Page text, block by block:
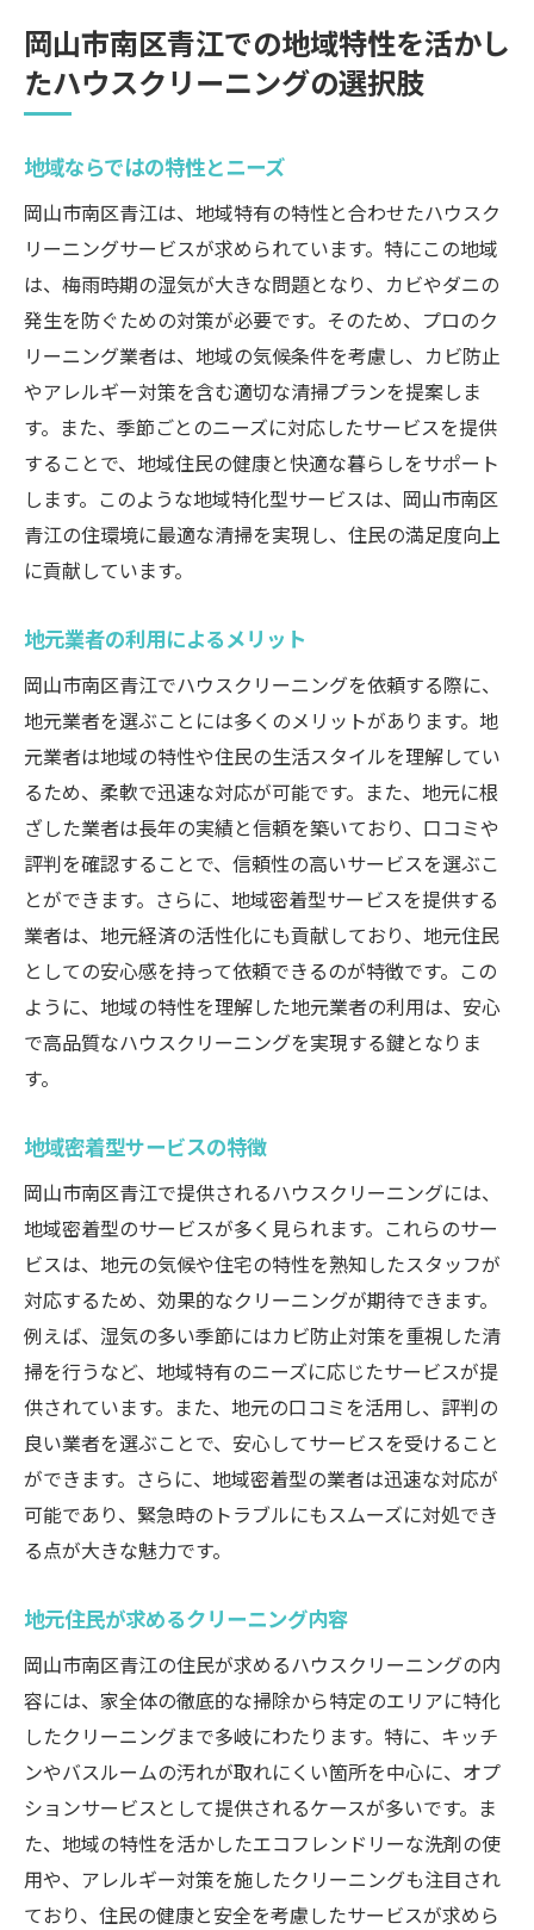
岡山市南区青江での地域特性を活かし
たハウスクリーニングの選択肢
地域ならではの特性とニーズ
岡山市南区青江は、地域特有の特性と合わせたハウスク
リーニングサービスが求められています。特にこの地域
は、梅雨時期の湿気が大きな問題となり、カビやダニの
発生を防ぐための対策が必要です。そのため、プロのク
リーニング業者は、地域の気候条件を考慮し、カビ防止
やアレルギー対策を含む適切な清掃プランを提案しま
す。また、季節ごとのニーズに対応したサービスを提供
することで、地域住民の健康と快適な暮らしをサポート
します。このような地域特化型サービスは、岡山市南区
青江の住環境に最適な清掃を実現し、住民の満足度向上
に貢献しています。
地元業者の利用によるメリット
岡山市南区青江でハウスクリーニングを依頼する際に、
地元業者を選ぶことには多くのメリットがあります。地
元業者は地域の特性や住民の生活スタイルを理解してい
るため、柔軟で迅速な対応が可能です。また、地元に根
ざした業者は長年の実績と信頼を築いており、口コミや
評判を確認することで、信頼性の高いサービスを選ぶこ
とができます。さらに、地域密着型サービスを提供する
業者は、地元経済の活性化にも貢献しており、地元住民
としての安心感を持って依頼できるのが特徴です。この
ように、地域の特性を理解した地元業者の利用は、安心
で高品質なハウスクリーニングを実現する鍵となりま
す。
地域密着型サービスの特徴
岡山市南区青江で提供されるハウスクリーニングには、
地域密着型のサービスが多く見られます。これらのサー
ビスは、地元の気候や住宅の特性を熟知したスタッフが
対応するため、効果的なクリーニングが期待できます。
例えば、湿気の多い季節にはカビ防止対策を重視した清
掃を行うなど、地域特有のニーズに応じたサービスが提
供されています。また、地元の口コミを活用し、評判の
良い業者を選ぶことで、安心してサービスを受けること
ができます。さらに、地域密着型の業者は迅速な対応が
可能であり、緊急時のトラブルにもスムーズに対処でき
る点が大きな魅力です。
地元住民が求めるクリーニング内容
岡山市南区青江の住民が求めるハウスクリーニングの内
容には、家全体の徹底的な掃除から特定のエリアに特化
したクリーニングまで多岐にわたります。特に、キッチ
ンやバスルームの汚れが取れにくい箇所を中心に、オプ
ションサービスとして提供されるケースが多いです。ま
た、地域の特性を活かしたエコフレンドリーな洗剤の使
用や、アレルギー対策を施したクリーニングも注目され
ており、住民の健康と安全を考慮したサービスが求めら